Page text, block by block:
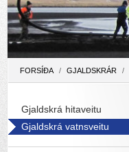
FORSÍÐA / GJALDSKRÁR /
Gjaldskrá hitaveitu
Gjaldskrá vatnsveitu